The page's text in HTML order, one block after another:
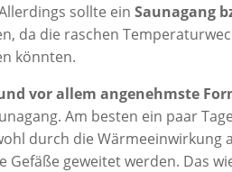
sollte ein Saunagang
da die raschen
könnten.
vor allem angenehmste
Am besten ein paar
durch die Wärmeeinwirkung
Gefäße geweitet werden. Das